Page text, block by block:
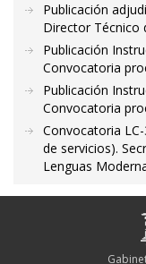
Publicación
Director Técnico
Publicación
Convocatoria
Publicación
Convocatoria
Convocatoria
de servicios).
Lenguas